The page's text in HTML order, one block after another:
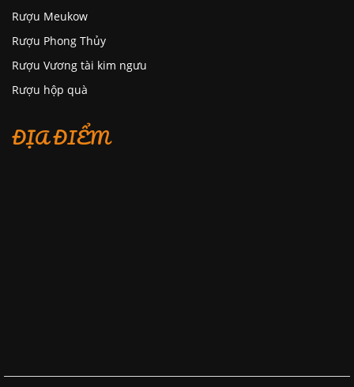
Rượu Meukow
Rượu Phong Thủy
Rượu Vương tài kim ngưu
Rượu hộp quà
ĐỊA ĐIỂM